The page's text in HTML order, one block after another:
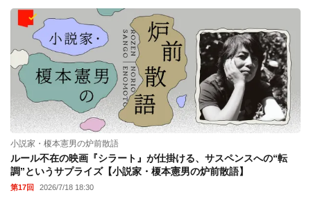
小説家・榎本憲男の炉前散語
ルール不在の映画『シラート』が仕掛ける、サスペンスへの“転
調”というサプライズ【小説家・榎本憲男の炉前散語】
第17回 2026/7/18 18:30